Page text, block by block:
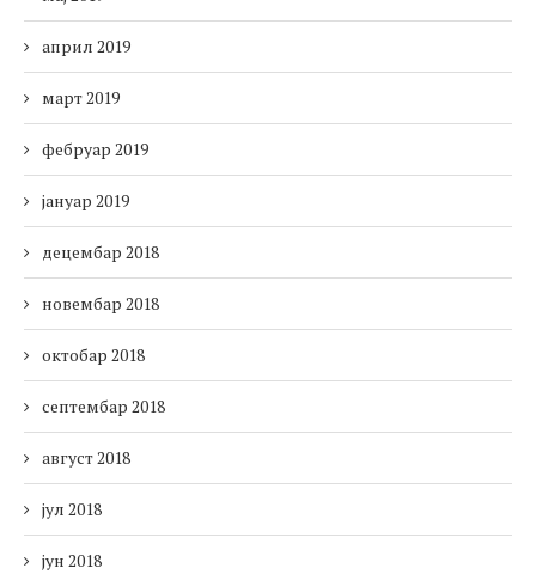
април 2019
март 2019
фебруар 2019
јануар 2019
децембар 2018
новембар 2018
октобар 2018
септембар 2018
август 2018
јул 2018
јун 2018